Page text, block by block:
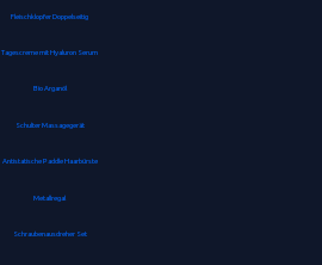
Fleischklopfer Doppelseitig
Tagescreme mit Hyaluron Serum
Bio Arganöl
Schulter Massagegerät
Antistatische Paddle Haarbürste
Metallregal
Schraubenausdreher Set